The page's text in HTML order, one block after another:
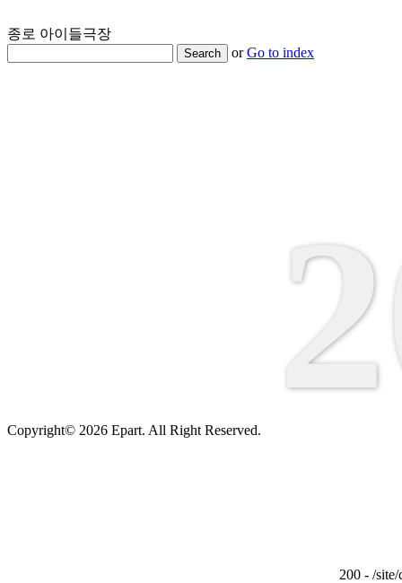
종로 아이들극장
Search orGo to index
200 - /
Copyright© 2026 Epart. All Right Reserved.